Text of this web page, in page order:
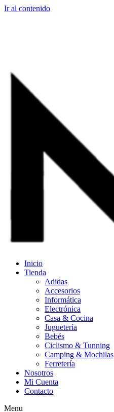
Ir al contenido
Inicio
Tienda
Adidas
Accesorios
Informática
Electrónica
Casa & Cocina
Juguetería
Bebés
Ciclismo & Tunning
Camping & Mochilas
Ferretería
Nosotros
Mi Cuenta
Contacto
Menu